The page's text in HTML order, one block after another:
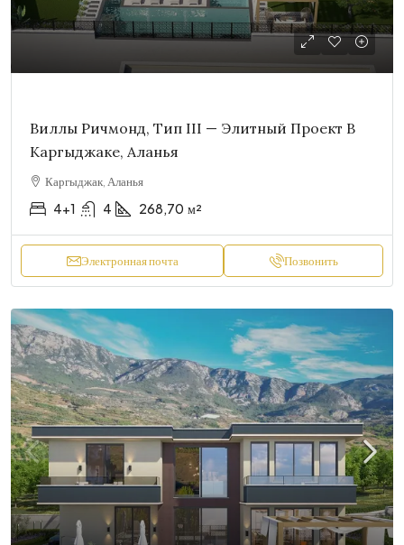
Виллы Ричмонд, Тип III — Элитный Проект В
Каргыджаке, Аланья
Каргыджак, Аланья
4+1 4 268,70 м²
Электронная почта Позвонить